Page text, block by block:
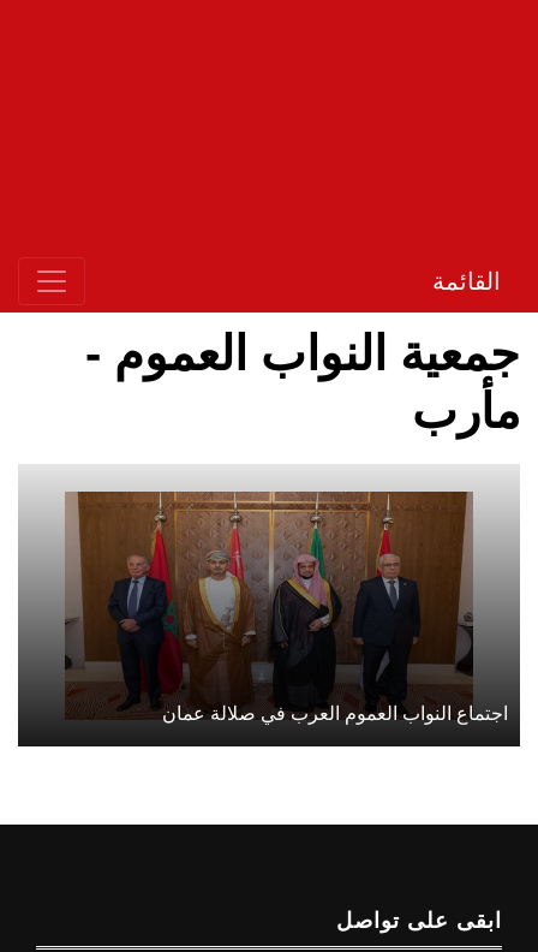
القائمة
جمعية النواب العموم -
مأرب
اجتماع النواب العموم العرب في صلالة عمان
ابقى على تواصل